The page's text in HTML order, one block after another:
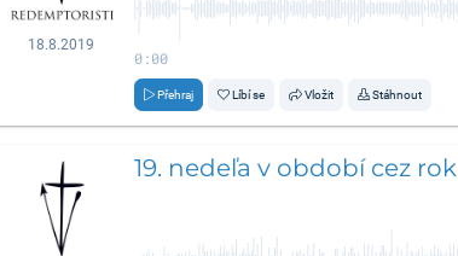
18.8.2019
0:00
Přehraj Líbí se Vložit Stáhnout
19. nedeľa v období cez rok